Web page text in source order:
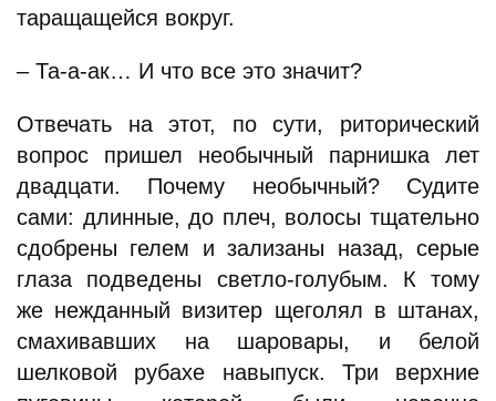
таращащейся вокруг.
– Та-а-ак… И что все это значит?
Отвечать на этот, по сути, риторический
вопрос пришел необычный парнишка лет
двадцати. Почему необычный? Судите
сами: длинные, до плеч, волосы тщательно
сдобрены гелем и зализаны назад, серые
глаза подведены светло-голубым. К тому
же нежданный визитер щеголял в штанах,
смахивавших на шаровары, и белой
шелковой рубахе навыпуск. Три верхние